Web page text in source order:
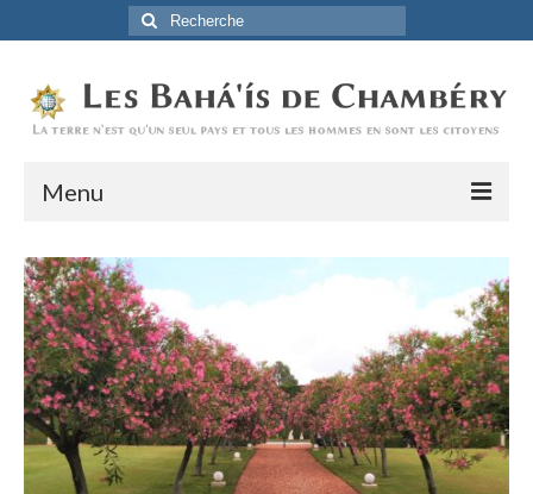
Rechercher
:
Menu
Accueil
La Foi Baha’ie
L’Histoire
Être Baha’i au quotidien
Un débordement d’actions